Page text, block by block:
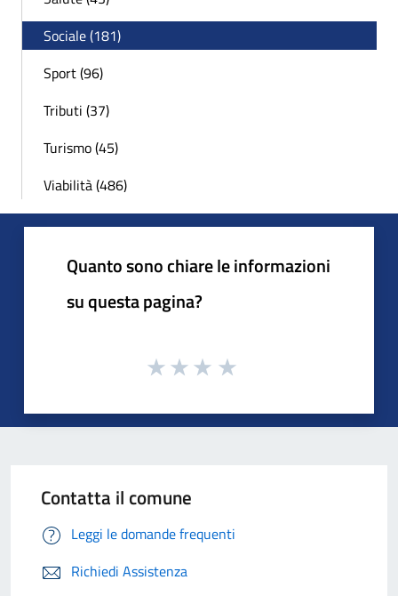
Sociale (181)
Sport (96)
Tributi (37)
Turismo (45)
Viabilità (486)
Quanto sono chiare le informazioni
su questa pagina?
Contatta il comune
Leggi le domande frequenti
Richiedi Assistenza